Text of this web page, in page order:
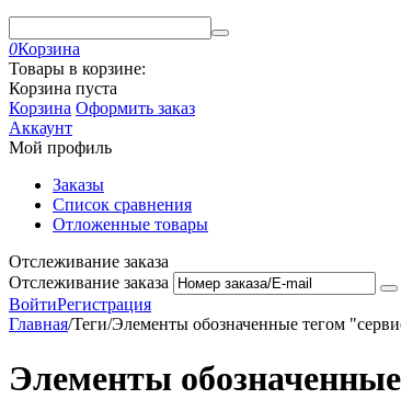
0Корзина
Товары в корзине:
Корзина пуста
Корзина Оформить заказ
Аккаунт
Мой профиль
Заказы
Список сравнения
Отложенные товары
Отслеживание заказа
Отслеживание заказа
ВойтиРегистрация
Главная/Теги/Элементы обозначенные тегом
Элементы